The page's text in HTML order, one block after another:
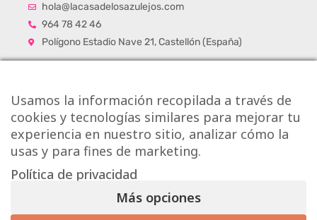
hola@lacasadelosazulejos.com
964 78 42 46
Polígono Estadio Nave 21, Castellón (España)
Usamos la información recopilada a través de
cookies y tecnologías similares para mejorar tu
experiencia en nuestro sitio, analizar cómo la
usas y para fines de marketing.
Política de privacidad
Más opciones